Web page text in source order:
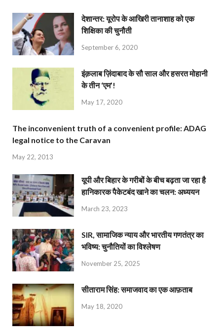
देशान्‍तर: यूरोप के आखिरी तानाशाह को एक
शिक्षिका की चुनौती
September 6, 2020
इंक़लाब ज़िंदाबाद के सौ साल और हसरत मोहानी
के तीन ‘एम’!
May 17, 2020
The inconvenient truth of a convenient profile: ADAG
legal notice to the Caravan
May 22, 2013
यूपी और बिहार के गरीबों के बीच बढ़ता जा रहा है
हानिकारक पैकेटबंद खाने का चलन: अध्ययन
March 23, 2023
SIR, सामाजिक न्याय और भारतीय गणतंत्र का
भविष्य: चुनौतियों का विश्लेषण
November 25, 2025
सीताराम सिंह: समाजवाद का एक आफ़ताब
May 18, 2020